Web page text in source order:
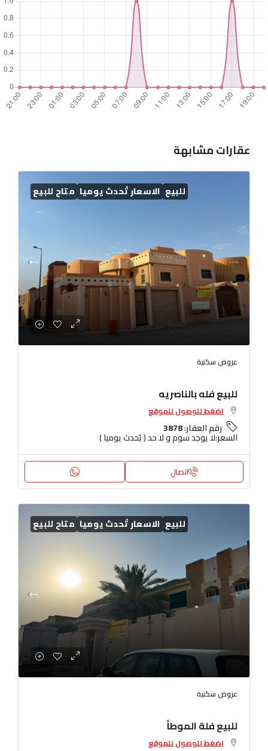
عقارات مشابهة
للبيع الاسعار تُحدث يوميا متاح للبيع
عروض سكنية
للبيع فله بالناصريه
اضغط للوصول للموقع
رقم العقار:3878
السعر:لا يوجد سوم و لا حد ( يُحدث يوميا )
اتصال
للبيع الاسعار تُحدث يوميا متاح للبيع
عروض سكنية
للبيع فلة الموطأ
اضغط للوصول للموقع